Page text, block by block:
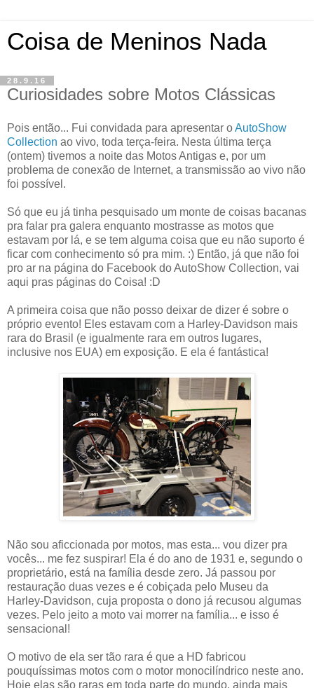
Coisa de Meninos Nada
28.9.16
Curiosidades sobre Motos Clássicas
Pois então... Fui convidada para apresentar oAutoShow
Collection ao vivo, toda terça-feira. Nesta última terça
(ontem) tivemos a noite das Motos Antigas e, por um
problema de conexão de Internet, a transmissão ao vivo não
foi possível.
Só que eu já tinha pesquisado um monte de coisas bacanas
pra falar pra galera enquanto mostrasse as motos que
estavam por lá, e se tem alguma coisa que eu não suporto é
ficar com conhecimento só pra mim. :) Então, já que não foi
pro ar na página do Facebook do AutoShow Collection, vai
aqui pras páginas do Coisa! :D
A primeira coisa que não posso deixar de dizer é sobre o
próprio evento! Eles estavam com a Harley-Davidson mais
rara do Brasil (e igualmente rara em outros lugares,
inclusive nos EUA) em exposição. E ela é fantástica!
Não sou aficcionada por motos, mas esta... vou dizer pra
vocês... me fez suspirar! Ela é do ano de 1931 e, segundo o
proprietário, está na família desde zero. Já passou por
restauração duas vezes e é cobiçada pelo Museu da
Harley-Davidson, cuja proposta o dono já recusou algumas
vezes. Pelo jeito a moto vai morrer na família... e isso é
sensacional!
O motivo de ela ser tão rara é que a HD fabricou
pouquíssimas motos com o motor monocilíndrico neste ano.
Hoje elas são raras em toda parte do mundo, ainda mais